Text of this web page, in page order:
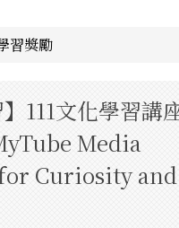
習獎勵
】111文化學習講
Media
Curiosity and